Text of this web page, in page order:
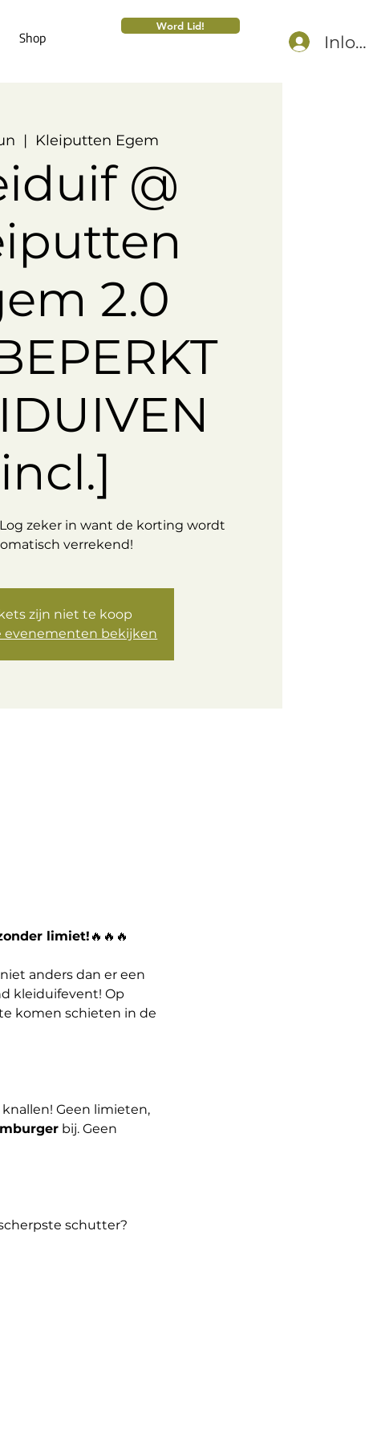
Shop
Word Lid!
  |
Kleiputten Egem
@
2.0
incl.]
Log zeker in want de korting wordt
verrekend!
zijn niet te koop
evenementen bekijken
limiet! 🔥🔥🔥
anders dan er een
kleiduifevent! Op
komen schieten in de
Geen limieten,
bij. Geen
schutter?